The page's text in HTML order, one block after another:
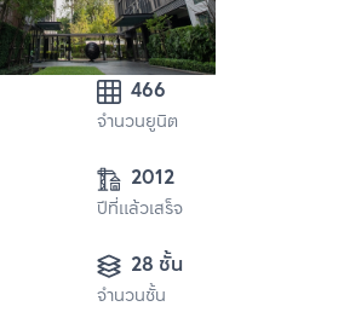
466
จำนวนยูนิต
2012
ปีที่แล้วเสร็จ
28 ชั้น
จำนวนชั้น